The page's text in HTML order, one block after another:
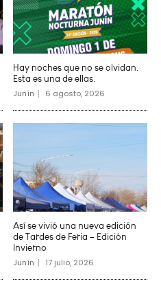
Hay noches que no se olvidan.
Esta es una de ellas.
Junín 6 agosto, 2026
Así se vivió una nueva edición
de Tardes de Feria – Edición
Invierno
Junín 17 julio, 2026